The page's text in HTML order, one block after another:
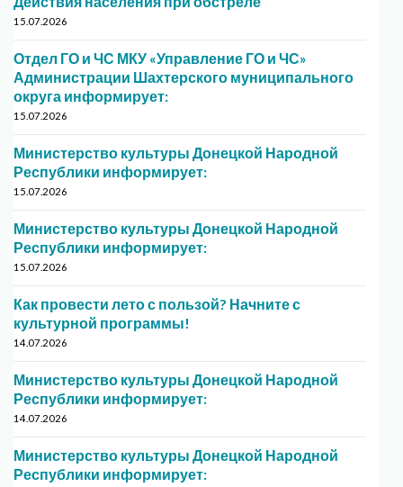
15.07.2026
Отдел ГО и ЧС МКУ «Управление ГО и ЧС»
Администрации Шахтерского муниципального
округа информирует:
15.07.2026
Министерство культуры Донецкой Народной
Республики информирует:
15.07.2026
Министерство культуры Донецкой Народной
Республики информирует:
15.07.2026
Как провести лето с пользой? Начните с
культурной программы!
14.07.2026
Министерство культуры Донецкой Народной
Республики информирует:
14.07.2026
Министерство культуры Донецкой Народной
Республики информирует: